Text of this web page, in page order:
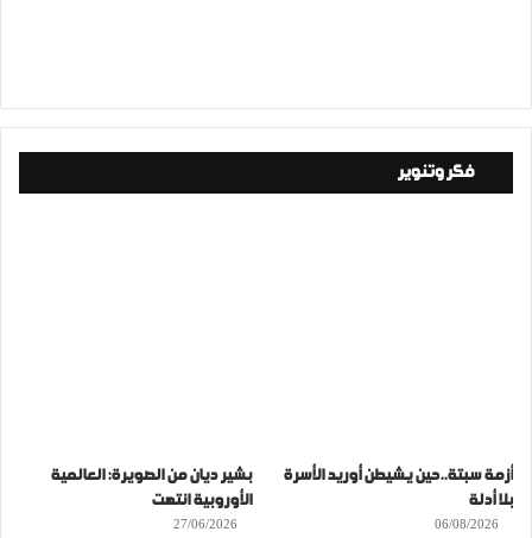
فكر وتنوير
أزمة سبتة..حين يشيطن أوريد الأسرة
بلا أدلة
06/08/2026
بشير ديان من الصويرة: العالمية
الأوروبية انتهت
27/06/2026